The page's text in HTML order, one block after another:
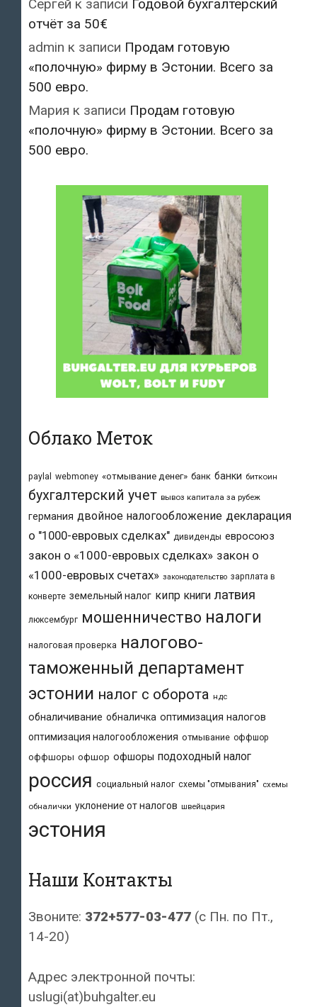
Сергей к записи Годовой бухгалтерский
отчёт за 50€
admin к записи Продам готовую
«полочную» фирму в Эстонии. Всего за
500 евро.
Мария к записи Продам готовую
«полочную» фирму в Эстонии. Всего за
500 евро.
Облако Меток
paylal webmoney «отмывание денег» банк банки биткоин
бухгалтерский учет вывоз капитала за рубеж
германия двойное налогообложение декларация
о "1000-евровых сделках" дивиденды евросоюз
закон о «1000-евровых сделках» закон о
«1000-евровых счетах» законодательство зарплата в
конверте земельный налог кипр книги латвия
люксембург мошенничество налоги
налоговая проверка налогово-
таможенный департамент
эстонии налог с оборота ндс
обналичивание обналичка оптимизация налогов
оптимизация налогообложения отмывание оффшор
оффшоры офшор офшоры подоходный налог
россия социальный налог схемы "отмывания" схемы
обналички уклонение от налогов швейцария
эстония
Наши Контакты
Звоните: 372+577-03-477 (с Пн. по Пт.,
14-20)
Адрес электронной почты:
uslugi(at)buhgalter.eu